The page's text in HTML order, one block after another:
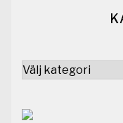
Kategorier